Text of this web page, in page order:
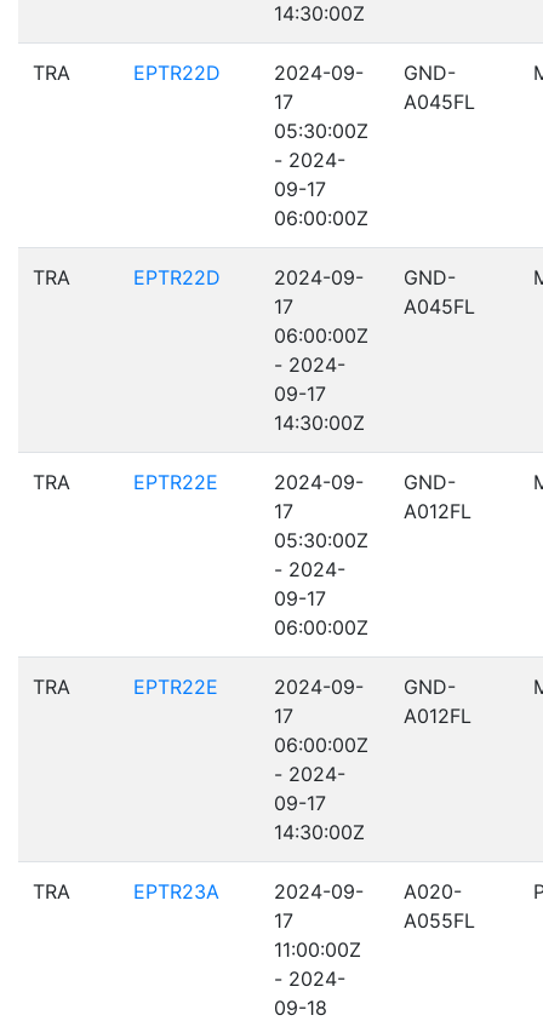
14:30:00Z
TRA EPTR22D
2024-09-
17
05:30:00Z
- 2024-
09-17
06:00:00Z
GND-
A045FL
TRA EPTR22D
2024-09-
17
06:00:00Z
- 2024-
09-17
14:30:00Z
GND-
A045FL
TRA EPTR22E
2024-09-
17
05:30:00Z
- 2024-
09-17
06:00:00Z
GND-
A012FL
TRA EPTR22E
2024-09-
17
06:00:00Z
- 2024-
09-17
14:30:00Z
GND-
A012FL
TRA EPTR23A
2024-09-
17
11:00:00Z
- 2024-
09-18
A020-
A055FL